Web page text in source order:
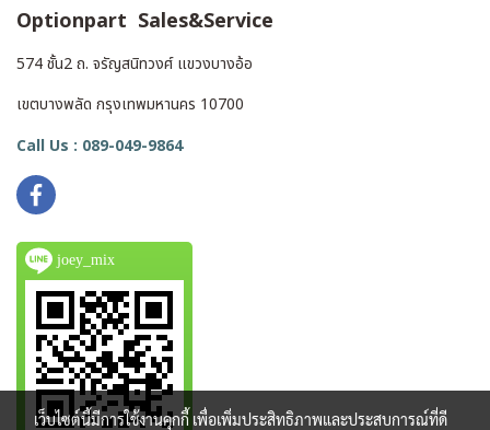
Optionpart Sales&Service
574 ชั้น2 ถ. จรัญสนิทวงศ์ แขวงบางอ้อ
เขตบางพลัด กรุงเทพมหานคร 10700
Call Us : 089-049-9864
joey_mix
เว็บไซต์นี้มีการใช้งานคุกกี้ เพื่อเพิ่มประสิทธิภาพและประสบการณ์ที่ดี